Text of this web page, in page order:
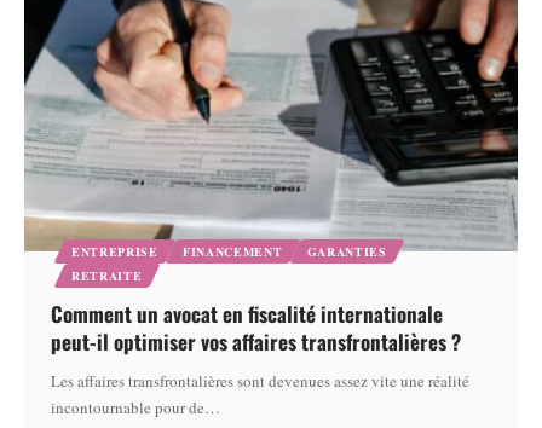
ENTREPRISE FINANCEMENT
GARANTIES
RETRAITE
Comment un avocat en fiscalité internationale
peut-il optimiser vos affaires transfrontalières ?
Les affaires transfrontalières sont devenues assez vite une réalité
incontournable pour de…